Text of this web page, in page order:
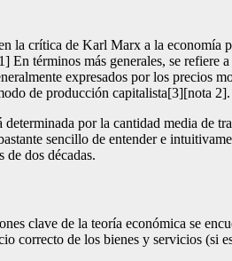
la crítica de Karl Marx a la economía
términos más generales, se refiere
expresados por los precios
de producción capitalista[3][nota 2].
por la cantidad media de
sencillo de entender e
dos décadas.
clave de la teoría económica se
correcto de los bienes y servicios (si